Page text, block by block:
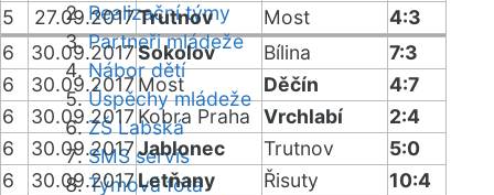
Realizační týmy
Partneři mládeže
Nábor dětí
Úspěchy mládeže
ZŠ Labská
SMS servis
Týmová fota
5
27.09.2017Trutnov Most
4:3
6
30.09.2017Sokolov Bílina
7:3
6
30.09.2017Most Děčín
4:7
6
30.09.2017 Kobra Praha Vrchlabí
2:4
6
30.09.2017Jablonec Trutnov
5:0
6
30.09.2017Letňany Řisuty
10:4